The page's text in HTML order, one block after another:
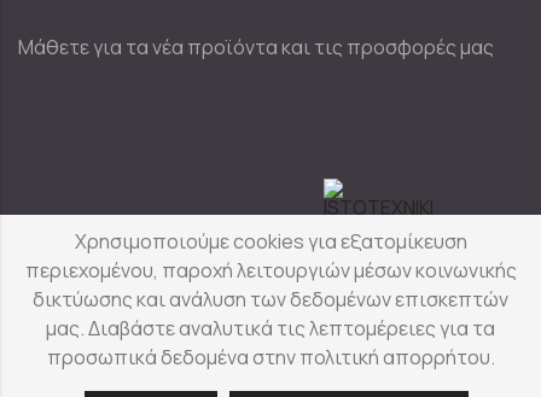
Μάθετε για τα νέα προϊόντα και τις προσφορές μας
Φτερά & Πούπουλα © Copyright 2025
Χρησιμοποιούμε cookies για εξατομίκευση
περιεχομένου, παροχή λειτουργιών μέσων κοινωνικής
δικτύωσης και ανάλυση των δεδομένων επισκεπτών
μας. Διαβάστε αναλυτικά τις λεπτομέρειες για τα
προσωπικά δεδομένα στην πολιτική απορρήτου.